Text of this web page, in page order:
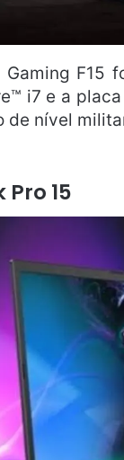
Gaming F15
i7 e a
nível
Pro 15